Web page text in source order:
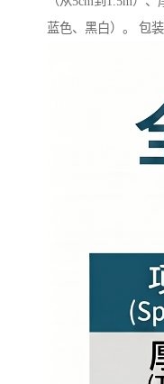
蓝色、黑白）。 包